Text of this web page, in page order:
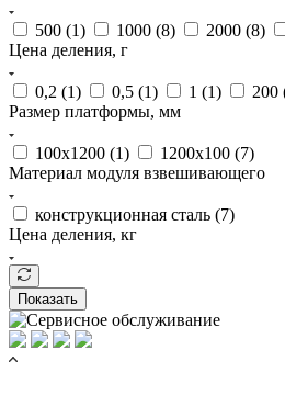
500 (1) 1000 (8) 2000 (8)
Цена деления, г
0,2 (1) 0,5 (1) 1 (1) 200
Размер платформы, мм
100x1200 (1) 1200х100 (7)
Материал модуля взвешивающего
конструкционная сталь (7)
Цена деления, кг
Показать
КАТАЛОГ ТОВАРОВ